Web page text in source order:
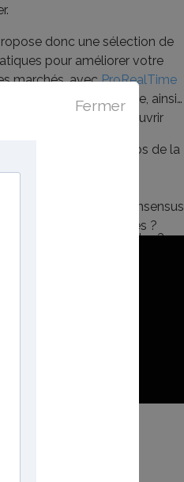
donc une sélection de
pour améliorer votre
marchés, avecProRealTime
de l’analyse technique, ainsi
pour mieux découvrir
mes deux vidéos de la
& Microsoft : consensus
, opportunités ?
en perte : faut-il s’inquiéter ?
Fermer